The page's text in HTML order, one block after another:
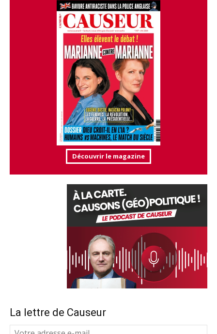
Découvrir le magazine
La lettre de Causeur